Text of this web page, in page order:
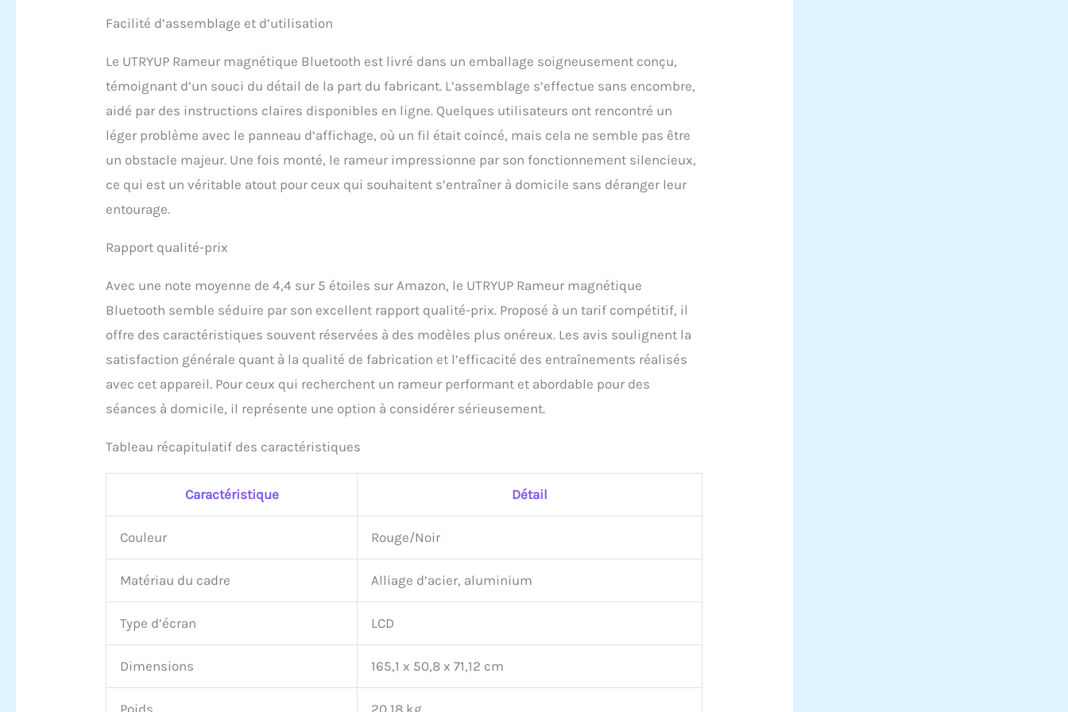
Facilité d’assemblage et d’utilisation
Le UTRYUP Rameur magnétique Bluetooth est livré dans un emballage soigneusement conçu,
témoignant d’un souci du détail de la part du fabricant. L’assemblage s’effectue sans encombre,
aidé par des instructions claires disponibles en ligne. Quelques utilisateurs ont rencontré un
léger problème avec le panneau d’affichage, où un fil était coincé, mais cela ne semble pas être
un obstacle majeur. Une fois monté, le rameur impressionne par son fonctionnement silencieux,
ce qui est un véritable atout pour ceux qui souhaitent s’entraîner à domicile sans déranger leur
entourage.
Rapport qualité-prix
Avec une note moyenne de 4,4 sur 5 étoiles sur Amazon, le UTRYUP Rameur magnétique
Bluetooth semble séduire par son excellent rapport qualité-prix. Proposé à un tarif compétitif, il
offre des caractéristiques souvent réservées à des modèles plus onéreux. Les avis soulignent la
satisfaction générale quant à la qualité de fabrication et l’efficacité des entraînements réalisés
avec cet appareil. Pour ceux qui recherchent un rameur performant et abordable pour des
séances à domicile, il représente une option à considérer sérieusement.
Tableau récapitulatif des caractéristiques
Caractéristique Détail
Couleur Rouge/Noir
Matériau du cadre Alliage d’acier, aluminium
Type d’écran LCD
Dimensions 165,1 x 50,8 x 71,12 cm
Poids 20,18 kg